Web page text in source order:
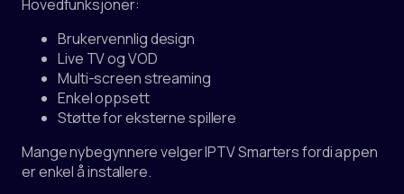
Hovedfunksjoner:
Brukervennlig design
Live TV og VOD
Multi-screen streaming
Enkel oppsett
Støtte for eksterne spillere
Mange nybegynnere velger IPTV Smarters fordi appen
er enkel å installere.